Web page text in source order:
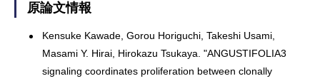
原論文情報
Kensuke Kawade, Gorou Horiguchi, Takeshi Usami,
Masami Y. Hirai, Hirokazu Tsukaya. "ANGUSTIFOLIA3
signaling coordinates proliferation between clonally